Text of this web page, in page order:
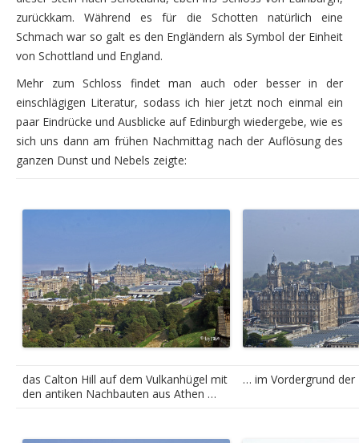
Donnerstag, 11.09. – Edinburgh Castle
Freitag, 12.09. – die letzten Stunden in Schottland
Samstag, 13.09. – Rückfahrt zum Fährhafen in Hull
Sonntag, 14.09. – die letzten Kilometer
Zu guter Letzt
Karneval an der Cote d’Opale
Über Ostern Traumschleifen – zweiter „Besuch“
51° 1′ N, 5° 55′ O – der westlichste Punkt Deutschlands
Sachsen-Anhalt
2016
zurückkam. Während es für die Schotten natürlich eine
Schmach war so galt es den Engländern als Symbol der Einheit
von Schottland und England.
Mehr zum Schloss findet man auch oder besser in der
einschlägigen Literatur, sodass ich hier jetzt noch einmal ein
paar Eindrücke und Ausblicke auf Edinburgh wiedergebe, wie es
sich uns dann am frühen Nachmittag nach der Auflösung des
ganzen Dunst und Nebels zeigte:
das Calton Hill auf dem Vulkanhügel mit
den antiken Nachbauten aus Athen …
… im Vordergrund